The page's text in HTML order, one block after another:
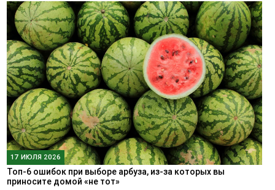
17 ИЮЛЯ 2026
Топ-6 ошибок при выборе арбуза, из-за которых вы
приносите домой «не тот»